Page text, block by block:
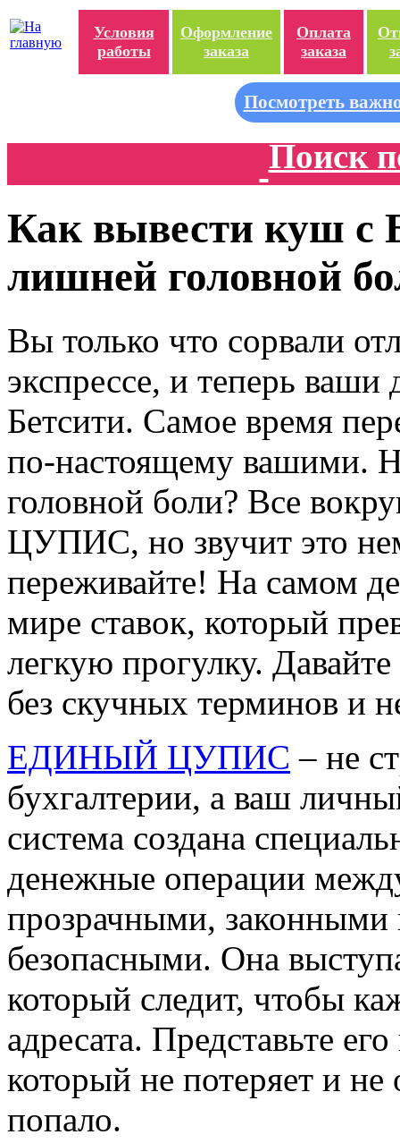
Условия
работы
Оформление
заказа
Оплата
заказа
Посмотреть
Поиск
Как вывести куш с
лишней головной
Вы только что сорвали
экспрессе, и теперь ваши
Бетсити. Самое время
по-настоящему вашими.
головной боли? Все
ЦУПИС, но звучит это
переживайте! На самом
мире ставок, который
легкую прогулку. Давайте
без скучных терминов и
ЕДИНЫЙ ЦУПИС – не
бухгалтерии, а ваш
система создана
денежные операции
прозрачными, законными
безопасными. Она
который следит, чтобы
адресата. Представьте
который не потеряет и
попало.